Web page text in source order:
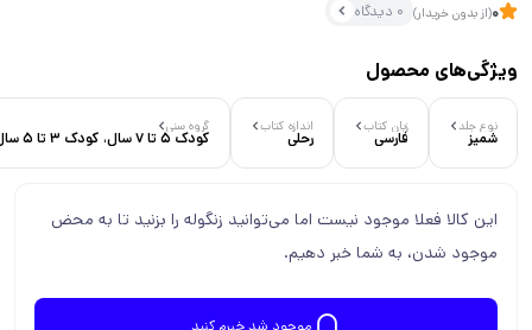
0(از بدون خریدار) 0 دیدگاه
ویژگی‌های محصول
نوع جلد
شمیز
زبان کتاب
فارسی
اندازه کتاب
رحلی
گروه سنی
کودک 5 تا 7 سال، کودک 3 تا 5 سال
این کالا فعلا موجود نیست اما می‌توانید زنگوله را بزنید تا به محض
موجود شدن، به شما خبر دهیم.
موجود شد خبرم کنید